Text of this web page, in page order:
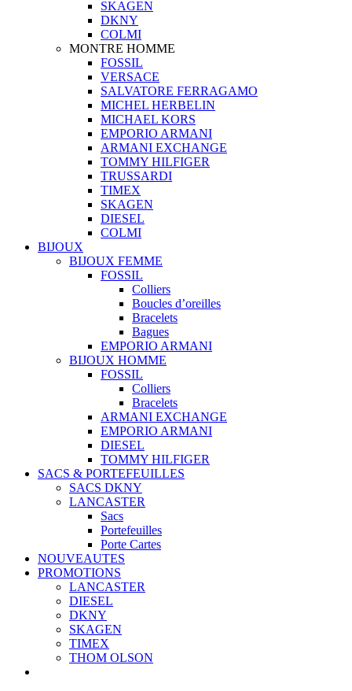
SKAGEN
DKNY
COLMI
MONTRE HOMME
FOSSIL
VERSACE
SALVATORE FERRAGAMO
MICHEL HERBELIN
MICHAEL KORS
EMPORIO ARMANI
ARMANI EXCHANGE
TOMMY HILFIGER
TRUSSARDI
TIMEX
SKAGEN
DIESEL
COLMI
BIJOUX
BIJOUX FEMME
FOSSIL
Colliers
Boucles d’oreilles
Bracelets
Bagues
EMPORIO ARMANI
BIJOUX HOMME
FOSSIL
Colliers
Bracelets
ARMANI EXCHANGE
EMPORIO ARMANI
DIESEL
TOMMY HILFIGER
SACS & PORTEFEUILLES
SACS DKNY
LANCASTER
Sacs
Portefeuilles
Porte Cartes
NOUVEAUTES
PROMOTIONS
LANCASTER
DIESEL
DKNY
SKAGEN
TIMEX
THOM OLSON